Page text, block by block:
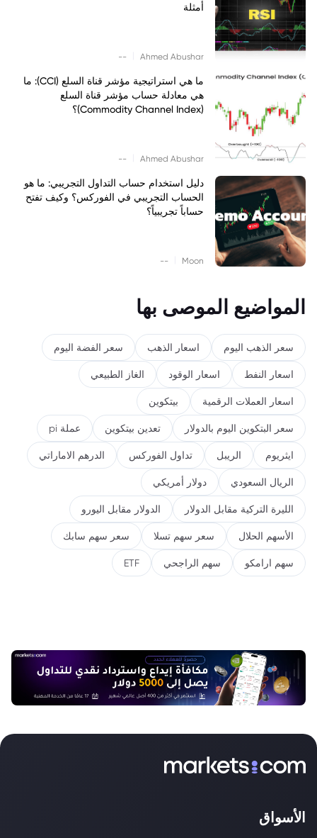
أمثلة
Ahmed Abushar
--
ما هي استراتيجية مؤشر قناة السلع (CCI): ما
هي معادلة حساب مؤشر قناة السلع
(Commodity Channel Index)؟
Ahmed Abushar
--
دليل استخدام حساب التداول التجريبي: ما هو
الحساب التجريبي في الفوركس؟ وكيف تفتح
حساباً تجريبياً؟
Moon
--
المواضيع الموصى بها
سعر الذهب اليوم اسعار الذهب سعر الفضة اليوم
اسعار النفط اسعار الوقود الغاز الطبيعي
اسعار العملات الرقمية بيتكوين
سعر البتكوين اليوم بالدولار تعدين بيتكوين عملة pi
ايثريوم الريبل تداول الفوركس الدرهم الاماراتي
الريال السعودي دولار أمريكي
الليرة التركية مقابل الدولار الدولار مقابل اليورو
الأسهم الحلال سعر سهم تسلا سعر سهم سابك
سهم ارامكو سهم الراجحي ETF
الأسواق